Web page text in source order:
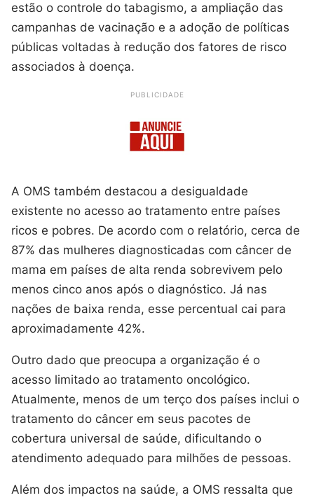
estão o controle do tabagismo, a ampliação das
campanhas de vacinação e a adoção de políticas
públicas voltadas à redução dos fatores de risco
associados à doença.
PUBLICIDADE
A OMS também destacou a desigualdade
existente no acesso ao tratamento entre países
ricos e pobres. De acordo com o relatório, cerca de
87% das mulheres diagnosticadas com câncer de
mama em países de alta renda sobrevivem pelo
menos cinco anos após o diagnóstico. Já nas
nações de baixa renda, esse percentual cai para
aproximadamente 42%.
Outro dado que preocupa a organização é o
acesso limitado ao tratamento oncológico.
Atualmente, menos de um terço dos países inclui o
tratamento do câncer em seus pacotes de
cobertura universal de saúde, dificultando o
atendimento adequado para milhões de pessoas.
Além dos impactos na saúde, a OMS ressalta que